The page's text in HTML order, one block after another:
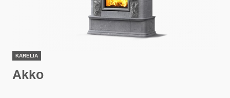
KARELIA
Akko